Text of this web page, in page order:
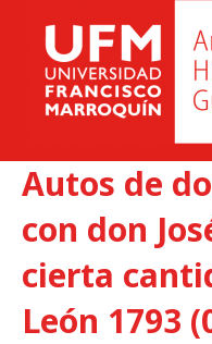
Autos de
con don
cierta
León 1793